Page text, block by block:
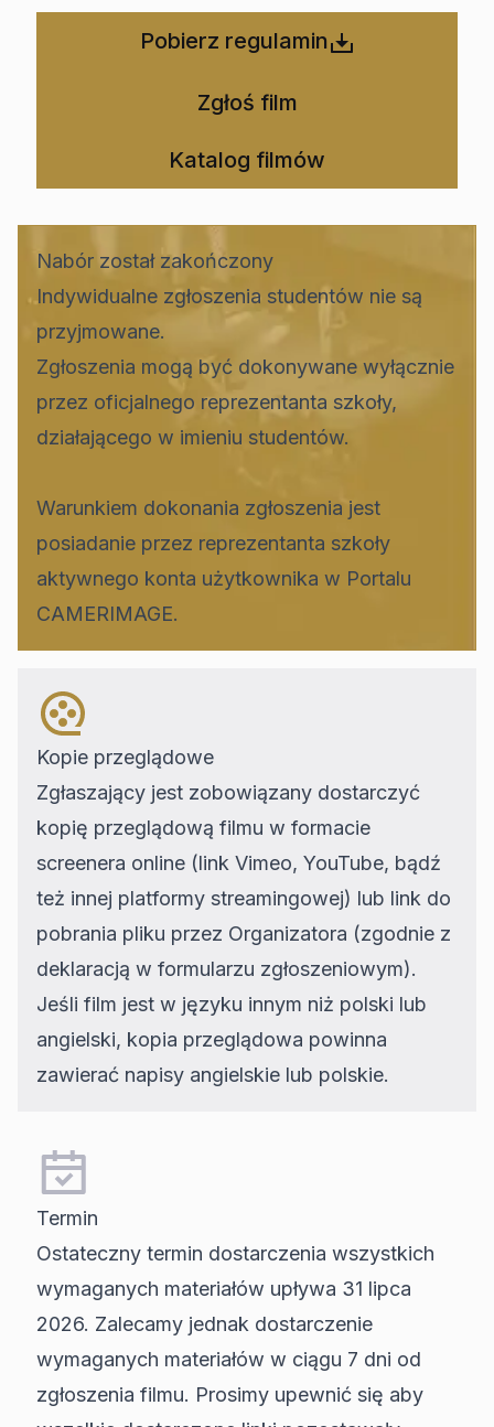
Pobierz regulamin
Zgłoś film
Katalog filmów
Nabór został zakończony
Indywidualne zgłoszenia studentów nie są
przyjmowane.
Zgłoszenia mogą być dokonywane wyłącznie
przez oficjalnego reprezentanta szkoły,
działającego w imieniu studentów.
Warunkiem dokonania zgłoszenia jest
posiadanie przez reprezentanta szkoły
aktywnego konta użytkownika w Portalu
CAMERIMAGE.
Kopie przeglądowe
Zgłaszający jest zobowiązany dostarczyć
kopię przeglądową filmu w formacie
screenera online (link Vimeo, YouTube, bądź
też innej platformy streamingowej) lub link do
pobrania pliku przez Organizatora (zgodnie z
deklaracją w formularzu zgłoszeniowym).
Jeśli film jest w języku innym niż polski lub
angielski, kopia przeglądowa powinna
zawierać napisy angielskie lub polskie.
Termin
Ostateczny termin dostarczenia wszystkich
wymaganych materiałów upływa 31 lipca
2026. Zalecamy jednak dostarczenie
wymaganych materiałów w ciągu 7 dni od
zgłoszenia filmu. Prosimy upewnić się aby